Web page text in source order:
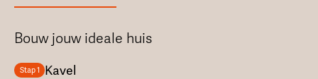
Bouw jouw ideale huis
Stap 1 Kavel